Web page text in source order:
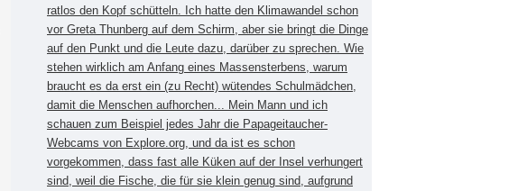
ratlos den Kopf schütteln. Ich hatte den Klimawandel schon
vor Greta Thunberg auf dem Schirm, aber sie bringt die Dinge
auf den Punkt und die Leute dazu, darüber zu sprechen. Wie
stehen wirklich am Anfang eines Massensterbens, warum
braucht es da erst ein (zu Recht) wütendes Schulmädchen,
damit die Menschen aufhorchen... Mein Mann und ich
schauen zum Beispiel jedes Jahr die Papageitaucher-
Webcams von Explore.org, und da ist es schon
vorgekommen, dass fast alle Küken auf der Insel verhungert
sind, weil die Fische, die für sie klein genug sind, aufgrund